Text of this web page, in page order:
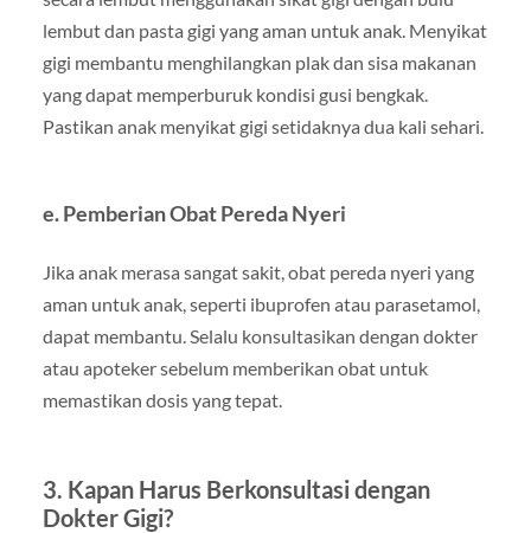
lembut dan pasta gigi yang aman untuk anak. Menyikat
gigi membantu menghilangkan plak dan sisa makanan
yang dapat memperburuk kondisi gusi bengkak.
Pastikan anak menyikat gigi setidaknya dua kali sehari.
e.Pemberian Obat Pereda Nyeri
Jika anak merasa sangat sakit, obat pereda nyeri yang
aman untuk anak, seperti ibuprofen atau parasetamol,
dapat membantu. Selalu konsultasikan dengan dokter
atau apoteker sebelum memberikan obat untuk
memastikan dosis yang tepat.
3. Kapan Harus Berkonsultasi dengan
Dokter Gigi?